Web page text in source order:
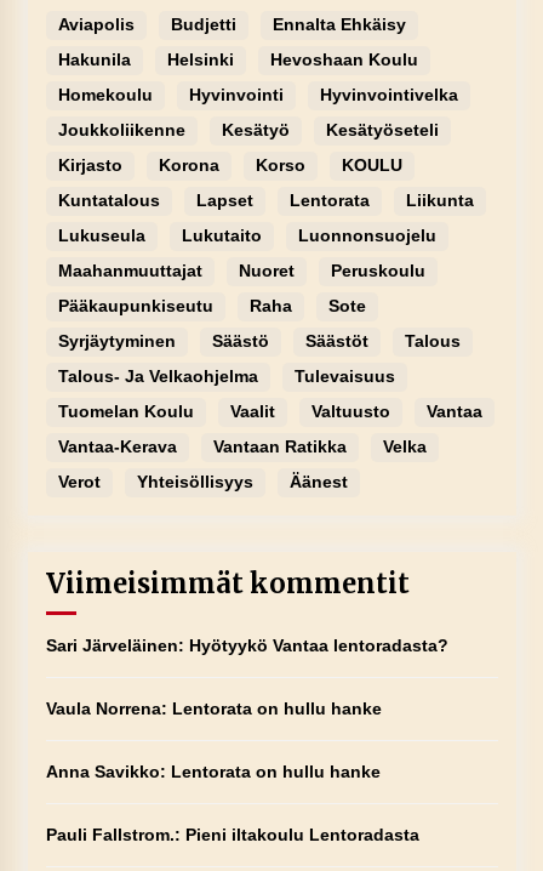
Aviapolis Budjetti
Ennalta Ehkäisy
Hakunila
Helsinki
Hevoshaan Koulu
Homekoulu
Hyvinvointi
Hyvinvointivelka
Joukkoliikenne
Kesätyö
Kesätyöseteli
Kirjasto
Korona Korso
KOULU
Kuntatalous
Lapset Lentorata
Liikunta
Lukuseula
Lukutaito
Luonnonsuojelu
Maahanmuuttajat
Nuoret
Peruskoulu
Pääkaupunkiseutu
Raha
Sote
Syrjäytyminen
Säästö Säästöt
Talous
Talous- Ja Velkaohjelma
Tulevaisuus
Tuomelan Koulu
Vaalit Valtuusto
Vantaa
Vantaa-Kerava
Vantaan Ratikka
Velka
Verot
Yhteisöllisyys Äänest
Viimeisimmät kommentit
Sari Järveläinen: Hyötyykö Vantaa lentoradasta?
Vaula Norrena: Lentorata on hullu hanke
Anna Savikko: Lentorata on hullu hanke
Pauli Fallstrom.: Pieni iltakoulu Lentoradasta